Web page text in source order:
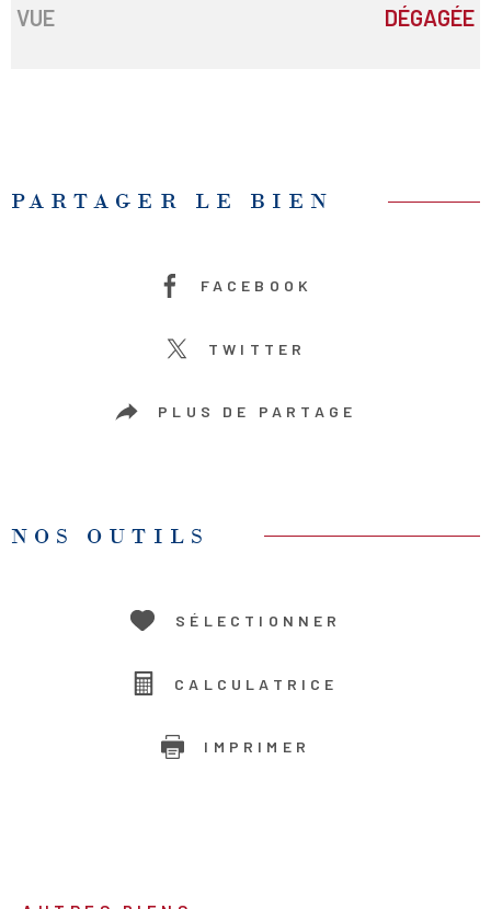
VUE DÉGAGÉE
PARTAGER LE BIEN
FACEBOOK
TWITTER
PLUS DE PARTAGE
NOS OUTILS
SÉLECTIONNER
CALCULATRICE
IMPRIMER